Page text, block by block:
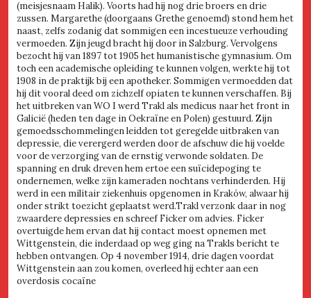
(meisjesnaam Halik). Voorts had hij nog drie broers en drie
zussen. Margarethe (doorgaans Grethe genoemd) stond hem het
naast, zelfs zodanig dat sommigen een incestueuze verhouding
vermoeden. Zijn jeugd bracht hij door in Salzburg. Vervolgens
bezocht hij van 1897 tot 1905 het humanistische gymnasium. Om
toch een academische opleiding te kunnen volgen, werkte hij tot
1908 in de praktijk bij een apotheker. Sommigen vermoedden dat
hij dit vooral deed om zichzelf opiaten te kunnen verschaffen. Bij
het uitbreken van WO I werd Trakl als medicus naar het front in
Galicië (heden ten dage in Oekraïne en Polen) gestuurd. Zijn
gemoedsschommelingen leidden tot geregelde uitbraken van
depressie, die verergerd werden door de afschuw die hij voelde
voor de verzorging van de ernstig verwonde soldaten. De
spanning en druk dreven hem ertoe een suïcidepoging te
ondernemen, welke zijn kameraden nochtans verhinderden. Hij
werd in een militair ziekenhuis opgenomen in Kraków, alwaar hij
onder strikt toezicht geplaatst werd.Trakl verzonk daar in nog
zwaardere depressies en schreef Ficker om advies. Ficker
overtuigde hem ervan dat hij contact moest opnemen met
Wittgenstein, die inderdaad op weg ging na Trakls bericht te
hebben ontvangen. Op 4 november 1914, drie dagen voordat
Wittgenstein aan zou komen, overleed hij echter aan een
overdosis cocaïne